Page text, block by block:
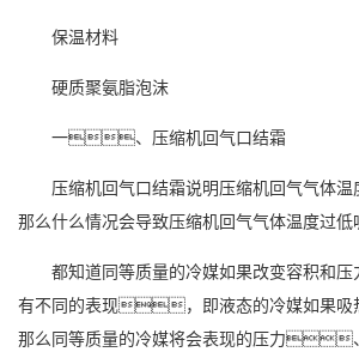
保温材料
硬质聚氨脂泡沫
一、压缩机回气口结霜
压缩机回气口结霜说明压缩机回气气体
那么什么情况会导致压缩机回气气体温度过
都知道同等质量的冷媒如果改变容积和
有不同的表现，即液态的冷媒如果
那么同等质量的冷媒将会表现的压力